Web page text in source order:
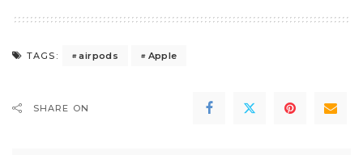
TAGS: airpods Apple
SHARE ON